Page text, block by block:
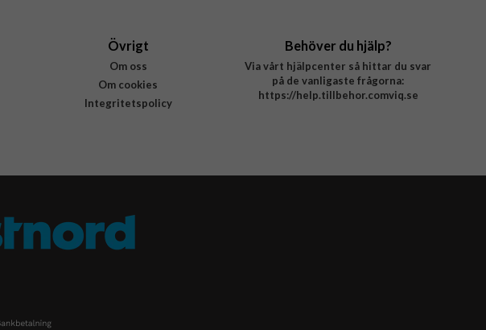
Övrigt
Om oss
Om cookies
Integritetspolicy
Behöver du hjälp?
Via vårt hjälpcenter så hittar du svar
på de vanligaste frågorna:
https://help.tillbehor.comviq.se